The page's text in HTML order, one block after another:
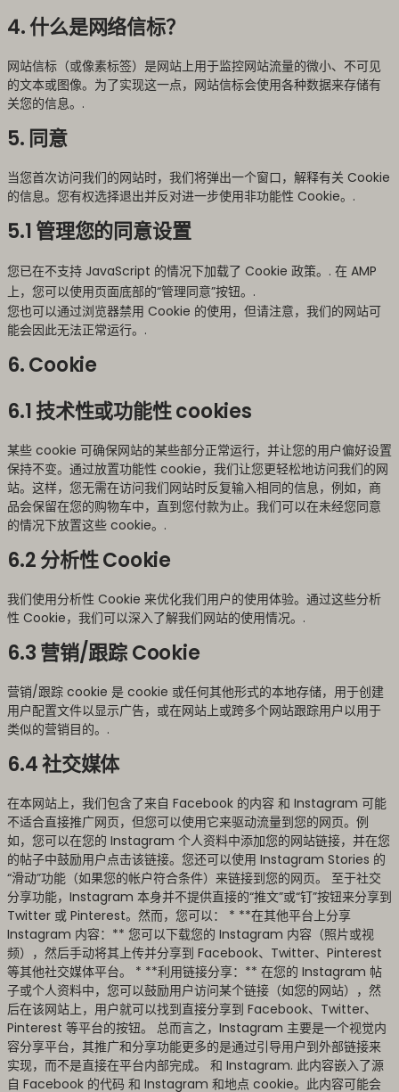
4. 什么是网络信标？
网站信标（或像素标签）是网站上用于监控网站流量的微小、不可见
的文本或图像。为了实现这一点，网站信标会使用各种数据来存储有
关您的信息。.
5. 同意
当您首次访问我们的网站时，我们将弹出一个窗口，解释有关 Cookie
的信息。您有权选择退出并反对进一步使用非功能性 Cookie。.
5.1 管理您的同意设置
您已在不支持 JavaScript 的情况下加载了 Cookie 政策。. 在 AMP
上，您可以使用页面底部的“管理同意”按钮。.
您也可以通过浏览器禁用 Cookie 的使用，但请注意，我们的网站可
能会因此无法正常运行。.
6. Cookie
6.1 技术性或功能性 cookies
某些 cookie 可确保网站的某些部分正常运行，并让您的用户偏好设置
保持不变。通过放置功能性 cookie，我们让您更轻松地访问我们的网
站。这样，您无需在访问我们网站时反复输入相同的信息，例如，商
品会保留在您的购物车中，直到您付款为止。我们可以在未经您同意
的情况下放置这些 cookie。.
6.2 分析性 Cookie
我们使用分析性 Cookie 来优化我们用户的使用体验。通过这些分析
性 Cookie，我们可以深入了解我们网站的使用情况。.
6.3 营销/跟踪 Cookie
营销/跟踪 cookie 是 cookie 或任何其他形式的本地存储，用于创建
用户配置文件以显示广告，或在网站上或跨多个网站跟踪用户以用于
类似的营销目的。.
6.4 社交媒体
在本网站上，我们包含了来自 Facebook 的内容 和 Instagram 可能
不适合直接推广网页，但您可以使用它来驱动流量到您的网页。例
如，您可以在您的 Instagram 个人资料中添加您的网站链接，并在您
的帖子中鼓励用户点击该链接。您还可以使用 Instagram Stories 的
“滑动”功能（如果您的帐户符合条件）来链接到您的网页。 至于社交
分享功能，Instagram 本身并不提供直接的“推文”或“钉”按钮来分享到
Twitter 或 Pinterest。然而，您可以： * **在其他平台上分享
Instagram 内容：** 您可以下载您的 Instagram 内容（照片或视
频），然后手动将其上传并分享到 Facebook、Twitter、Pinterest
等其他社交媒体平台。 * **利用链接分享：** 在您的 Instagram 帖
子或个人资料中，您可以鼓励用户访问某个链接（如您的网站），然
后在该网站上，用户就可以找到直接分享到 Facebook、Twitter、
Pinterest 等平台的按钮。 总而言之，Instagram 主要是一个视觉内
容分享平台，其推广和分享功能更多的是通过引导用户到外部链接来
实现，而不是直接在平台内部完成。 和 Instagram. 此内容嵌入了源
自 Facebook 的代码 和 Instagram 和地点 cookie。此内容可能会